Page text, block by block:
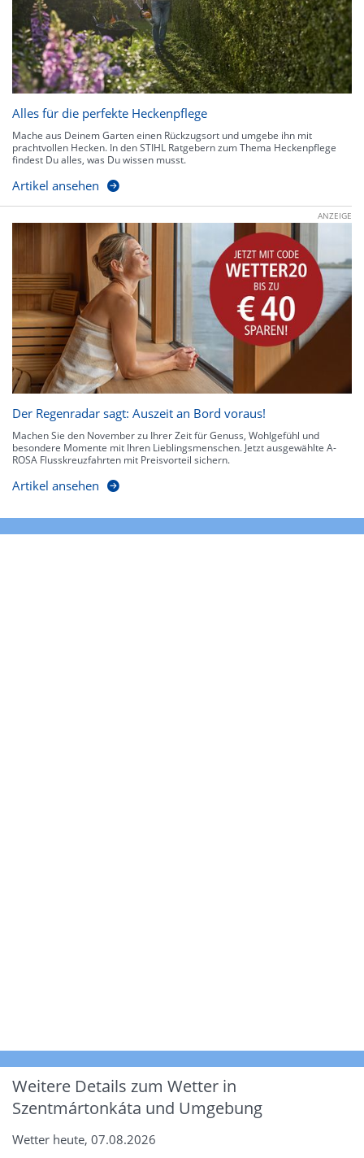
Alles für die perfekte Heckenpflege
Mache aus Deinem Garten einen Rückzugsort und umgebe ihn mit
prachtvollen Hecken. In den STIHL Ratgebern zum Thema Heckenpflege
findest Du alles, was Du wissen musst.
Artikel ansehen
ANZEIGE
Der Regenradar sagt: Auszeit an Bord voraus!
Machen Sie den November zu Ihrer Zeit für Genuss, Wohlgefühl und
besondere Momente mit Ihren Lieblingsmenschen. Jetzt ausgewählte A-
ROSA Flusskreuzfahrten mit Preisvorteil sichern.
Artikel ansehen
Weitere Details zum Wetter in
Szentmártonkáta und Umgebung
Wetter heute, 07.08.2026